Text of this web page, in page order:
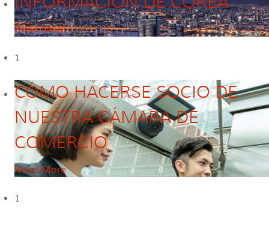
Read More
1
CÓMO HACERSE SOCIO DE
NUESTRA CÁMARA DE
COMERCIO
Read More
1